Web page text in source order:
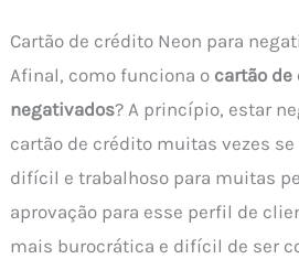
Cartão de crédito Neon para
Afinal, como funciona o cartão de
negativados? A princípio, estar
cartão de crédito muitas vezes
difícil e trabalhoso para muitas
aprovação para esse perfil de
mais burocrática e difícil de ser